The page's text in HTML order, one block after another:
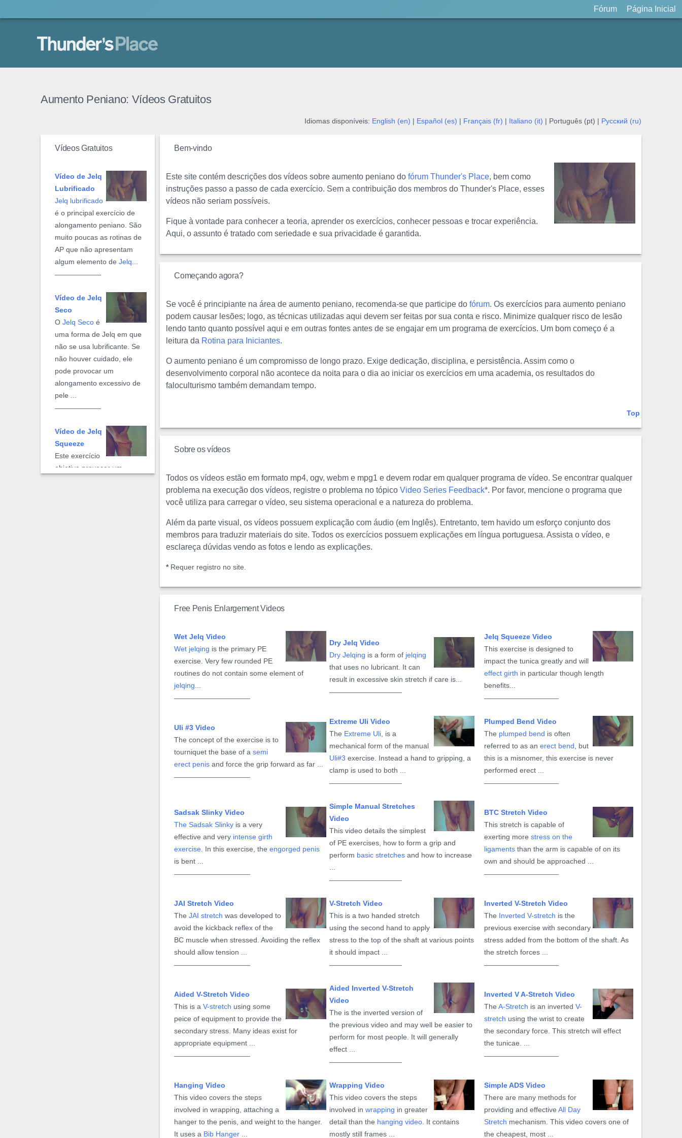
Thunder's Place
Aumento Peniano: Vídeos Gratuitos
Idiomas disponíveis: English (en) Español (es) Français (fr) Italiano (it) | Português (pt) | Русский (ru)
Vídeos Gratuitos
Vídeo de Jelq
Lubrificado
Jelq lubrificado
é o principal exercício de
alongamento peniano. São
muito poucas as rotinas de
AP que não apresentam
algum elemento deJelq
Vídeo de Jelq
Seco
OJelq Seco é
uma forma de Jelq em que
não se usa lubrificante. Se
não houver cuidado, ele
pode provocar um
alongamento excessivo de
pele ...
Vídeo de Jelq
Squeeze
Este exercício
objetiva provocar um
Bem-vindo
Este site contém descrições dos vídeos sobre aumento peniano dofórum Thunder's Place, bem como
instruções passo a passo de cada exercício. Sem a contribuição dos membros do Thunder's Place, esses
vídeos não seriam possíveis.
Fique à vontade para conhecer a teoria, aprender os exercícios, conhecer pessoas e trocar experiência.
Aqui, o assunto é tratado com seriedade e sua privacidade é garantida.
Começando agora?
Se você é principiante na área de aumento peniano, recomenda-se que participe dofórum. Os exercícios para aumento peniano
podem causar lesões; logo, as técnicas utilizadas aqui devem ser feitas por sua conta e risco. Minimize qualquer risco de lesão
lendo tanto quanto possível aqui e em outras fontes antes de se engajar em um programa de exercícios. Um bom começo é a
leitura da Rotina para Iniciantes.
O aumento peniano é um compromisso de longo prazo. Exige dedicação, disciplina, e persistência. Assim como o
desenvolvimento corporal não acontece da noita para o dia ao iniciar os exercícios em uma academia, os resultados do
faloculturismo também demandam tempo.
Top
Sobre os vídeos
Todos os vídeos estão em formato mp4, ogv, webm e mpg1 e devem rodar em qualquer programa de vídeo. Se encontrar qualquer
problema na execução dos vídeos, registre o problema no tópicoVideo Series Feedback*. Por favor, mencione o programa que
você utiliza para carregar o vídeo, seu sistema operacional e a natureza do problema.
Além da parte visual, os vídeos possuem explicação com áudio (em Inglês). Entretanto, tem havido um esforço conjunto dos
membros para traduzir materiais do site. Todos os exercícios possuem explicações em língua portuguesa. Assista o vídeo, e
esclareça dúvidas vendo as fotos e lendo as explicações.
*Requer registro no site.
Free Penis Enlargement Videos
Wet Jelq Video
Wet jelqing is the primary PE
exercise. Very few rounded PE
routines do not contain some element of
jelqing
Dry Jelq Video
Dry Jelqing is a form of jelqing
that uses no lubricant. It can
result in excessive skin stretch if care is...
Jelq Squeeze Video
This exercise is designed to
impact the tunica greatly and will
effect girth in particular though length
benefits...
Uli #3 Video
The concept of the exercise is to
tourniquet the base of asemi
erect penis and force the grip forward as far ...
Extreme Uli Video
The Extreme Uli , is a
mechanical form of the manual
Uli#3 exercise. Instead a hand to gripping, a
clamp is used to both ...
Plumped Bend Video
The plumped bend is often
referred to as anerect bend , but
this is a misnomer, this exercise is never
performed erect ...
Sadsak Slinky Video
The Sadsak Slinky is a very
effective and very intense girth
exercise . In this exercise, theengorged penis
is bent ...
Simple Manual Stretches
Video
This video details the simplest
of PE exercises, how to form a grip and
perform basic stretches and how to increase
BTC Stretch Video
This stretch is capable of
exerting morestress on the
ligaments than the arm is capable of on its
own and should be approached ...
JAI Stretch Video
TheJAI stretch was developed to
avoid the kickback reflex of the
BC muscle when stressed. Avoiding the reflex
should allow tension ...
V-Stretch Video
This is a two handed stretch
using the second hand to apply
stress to the top of the shaft at various points
it should impact ...
Inverted V-Stretch Video
The Inverted V-stretch is the
previous exercise with secondary
stress added from the bottom of the shaft. As
the stretch forces ...
Aided V-Stretch Video
This is aV-stretch using some
peice of equipment to provide the
secondary stress. Many ideas exist for
appropriate equipment ...
Aided Inverted V-Stretch
Video
The is the inverted version of
the previous video and may well be easier to
perform for most people. It will generally
effect ...
Inverted V A-Stretch Video
TheA-Stretch is an invertedV-
stretch using the wrist to create
the secondary force. This stretch will effect
the tunicae. ...
Hanging Video
This video covers the steps
involved in wrapping, attaching a
hanger to the penis, and weight to the hanger.
It uses a Bib Hanger
Wrapping Video
This video covers the steps
involved inwrapping in greater
detail than the hanging video . It contains
mostly still frames ...
Simple ADS Video
There are many methods for
providing and effectiveAll Day
Stretch mechanism. This video covers one of
the cheapest, most ...
Fórum Página Inicial